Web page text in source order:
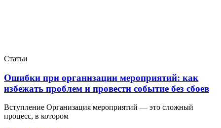
Статьи
Ошибки при организации мероприятий: как
избежать проблем и провести событие без сбоев
Вступление Организация мероприятий — это сложный
процесс, в котором